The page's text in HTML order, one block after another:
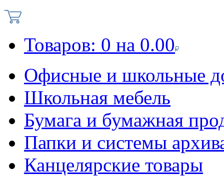
Товаров: 0 на 0.00
Офисные и школьные
Школьная мебель
Бумага и бумажная
Папки и системы
Канцелярские товары